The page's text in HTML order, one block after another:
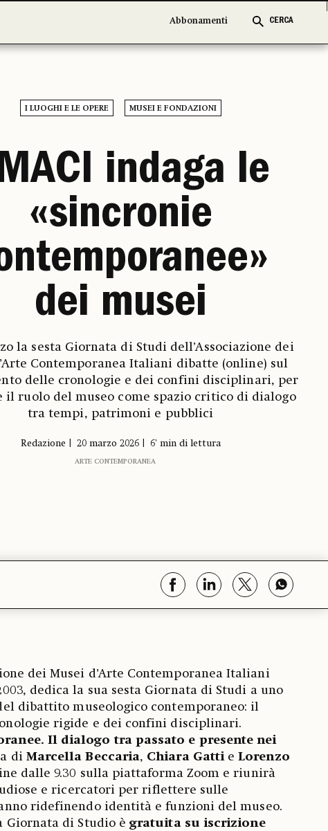
Abbonamenti CERCA
Abbonamenti CERCA
I LUOGHI E LE OPERE MUSEI E FONDAZIONI
indaga le
«sincronie
dei musei
la sesta Giornata di Studi dell’Associazione dei
Contemporanea Italiani dibatte (online) sul
delle cronologie e dei confini disciplinari, per
ruolo del museo come spazio critico di dialogo
tra tempi, patrimoni e pubblici
Redazione 20 marzo 2026 6' min di lettura
ARTE CONTEMPORANEA
dei Musei d’Arte Contemporanea Italiani
dedica la sua sesta Giornata di Studi a uno
dibattito museologico contemporaneo: il
rigide e dei confini disciplinari.
Il dialogo tra passato e presente nei
di Marcella Beccaria, Chiara GattieLorenzo
dalle 9.30 sulla piattaforma Zoom e riunirà
e ricercatori per riflettere sulle
ridefinendo identità e funzioni del museo.
Giornata di Studio ègratuita su iscrizione